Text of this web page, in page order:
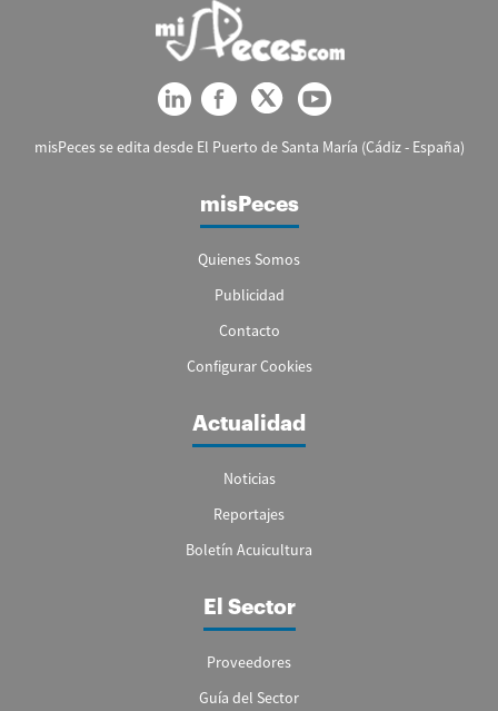
misPeces se edita desde El Puerto de Santa María (Cádiz - España)
misPeces
Quienes Somos
Publicidad
Contacto
Configurar Cookies
Actualidad
Noticias
Reportajes
Boletín Acuicultura
El Sector
Proveedores
Guía del Sector